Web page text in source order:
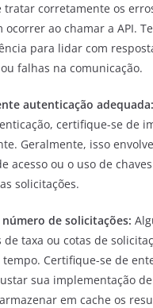
corretamente os
ocorrer ao chamar a API.
para lidar com
falhas na comunicação.
autenticação adequada:
certifique-se de
Geralmente, isso
acesso ou o uso de
solicitações.
de solicitações:
taxa ou cotas de
Certifique-se de
sua implementação
em cache os